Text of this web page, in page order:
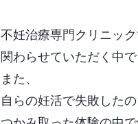
不妊治療専門クリニッ
関わらせていただく中で
また、
自らの妊活で失敗した